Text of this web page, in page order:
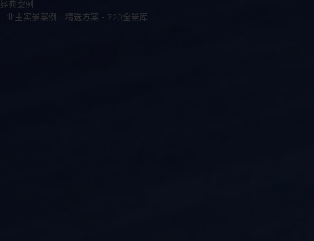
经典案例
- 业主实景案例 - 精选方案 - 720全景库